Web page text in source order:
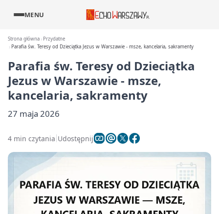
MENU
Strona główna
Przydatne
Parafia św. Teresy od Dzieciątka Jezus w Warszawie - msze, kancelaria, sakramenty
Parafia św. Teresy od Dzieciątka
Jezus w Warszawie - msze,
kancelaria, sakramenty
27 maja 2026
4 min czytania Udostępnij